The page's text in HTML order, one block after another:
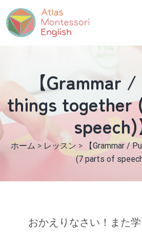
【Grammar
things together
speech)
ホーム > レッスン >
【Grammar /
(7 parts of
おかえりなさい！また